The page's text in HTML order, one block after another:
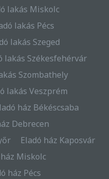
lakás Miskolc
lakás Pécs
lakás Szeged
lakás Székesfehérvár
Szombathely
lakás Veszprém
ház Békéscsaba
Debrecen
Eladó ház Kaposvár
Miskolc
ház Pécs